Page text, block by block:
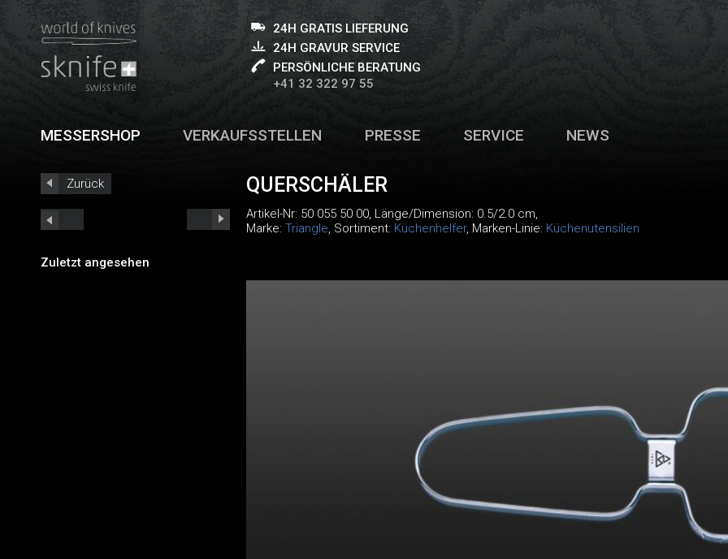
24H GRATIS LIEFERUNG
24H GRAVUR SERVICE
PERSÖNLICHE BERATUNG
+41 32 322 97 55
MESSERSHOP VERKAUFSSTELLEN PRESSE SERVICE NEWS
Zurück
Zuletzt angesehen
QUERSCHÄLER
Artikel-Nr: 50 055 50 00, Länge/Dimension: 0.5/2.0 cm,
Marke: Triangle, Sortiment: Küchenhelfer, Marken-Linie: Küchenutensilien